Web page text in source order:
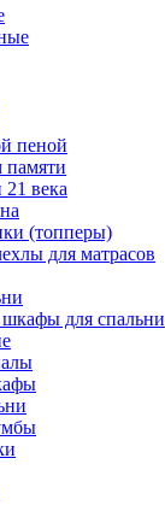
пеной
памяти
века
(топперы)
для матрасов
для спальни